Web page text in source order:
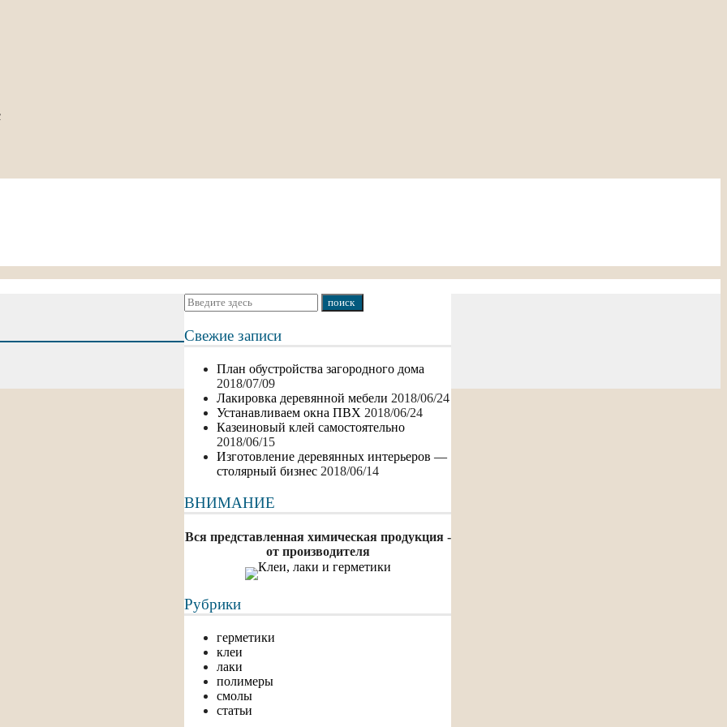
Свежие записи
План обустройства загородного дома
2018/07/09
Лакировка деревянной мебели 2018/06/24
Устанавливаем окна ПВХ 2018/06/24
Казеиновый клей самостоятельно
2018/06/15
Изготовление деревянных интерьеров —
столярный бизнес 2018/06/14
ВНИМАНИЕ
Вся представленная химическая продукция -
от производителя
Рубрики
герметики
клеи
лаки
полимеры
смолы
статьи